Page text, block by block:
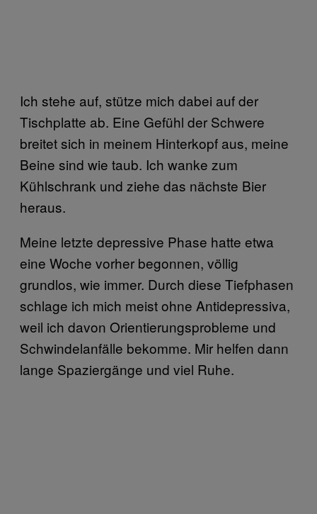
Ich stehe auf, stütze mich dabei auf der
Tischplatte ab. Eine Gefühl der Schwere
breitet sich in meinem Hinterkopf aus, meine
Beine sind wie taub. Ich wanke zum
Kühlschrank und ziehe das nächste Bier
heraus.
Meine letzte depressive Phase hatte etwa
eine Woche vorher begonnen, völlig
grundlos, wie immer. Durch diese Tiefphasen
schlage ich mich meist ohne Antidepressiva,
weil ich davon Orientierungsprobleme und
Schwindelanfälle bekomme. Mir helfen dann
lange Spaziergänge und viel Ruhe.